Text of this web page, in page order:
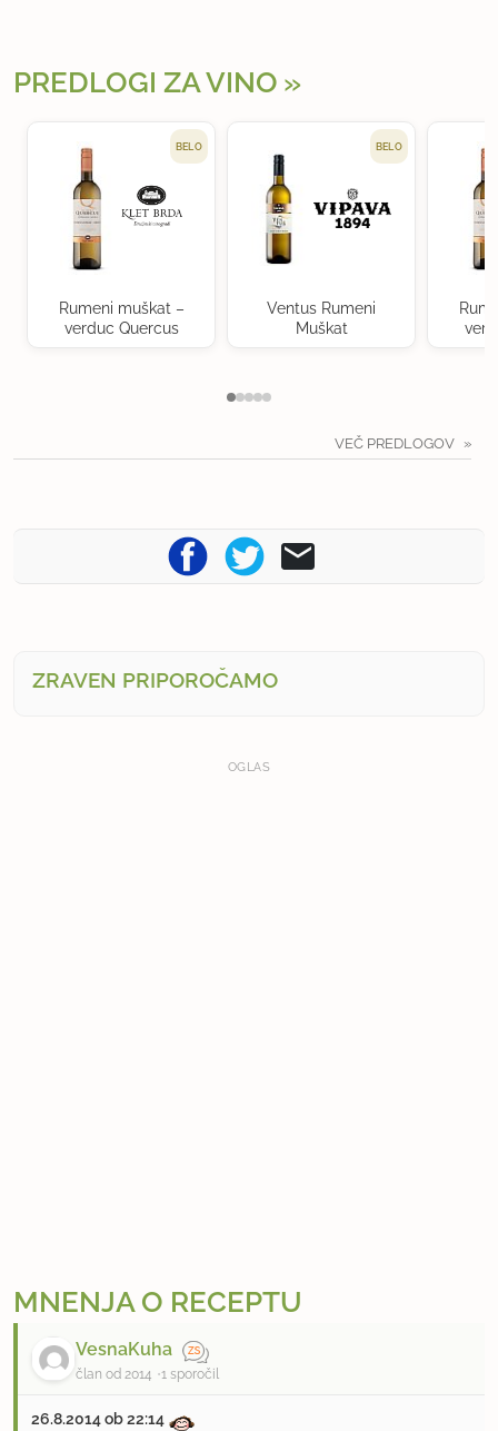
PREDLOGI ZA VINO
BELO
Rumeni muškat –
verduc Quercus
BELO
Ventus Rumeni
Muškat
VEČ PREDLOGOV
ZRAVEN PRIPOROČAMO
OGLAS
MNENJA O RECEPTU
VesnaKuha
član od 2014 1 sporočil
26.8.2014 ob 22:14